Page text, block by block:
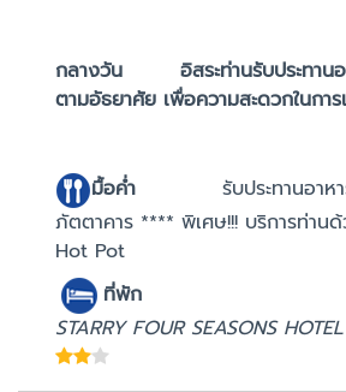
กลางวัน อิสระท่านรับประทานอ
ตามอัธยาศัย เพื่อความสะดวกในกา
มื้อค่ำ รับประทานอาหา
ภัตตาคาร **** พิเศษ!!! บริการท่าน
Hot Pot
ที่พัก
STARRY FOUR SEASONS